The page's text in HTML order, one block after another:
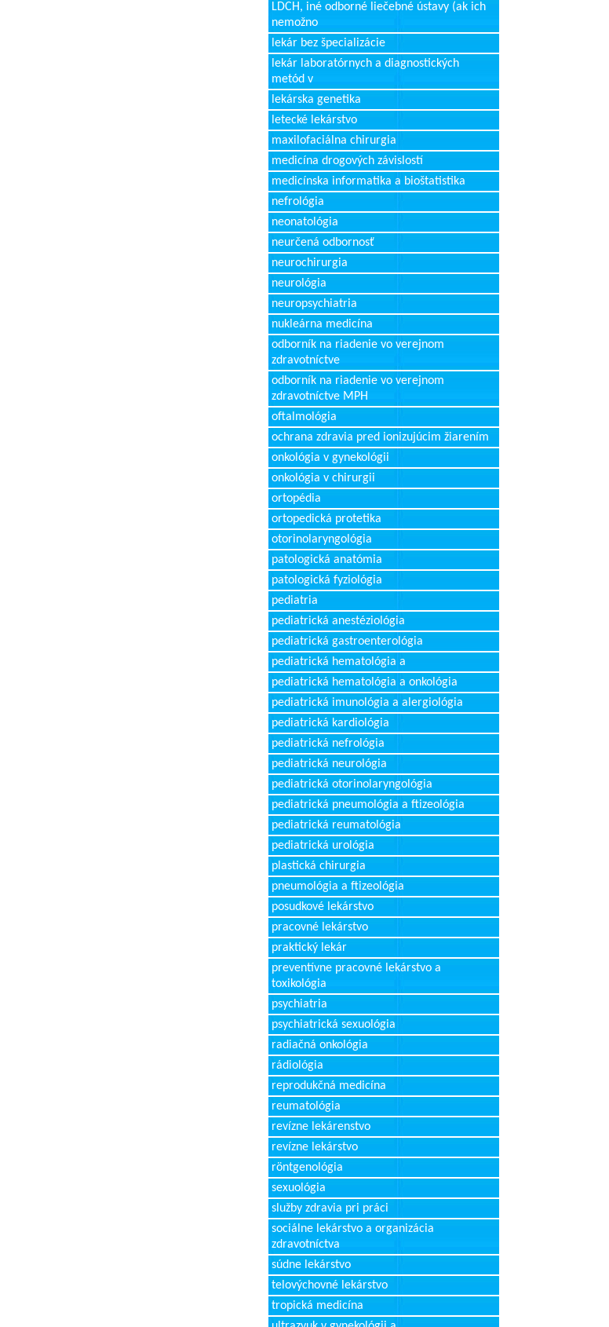
LDCH, iné odborné liečebné ústavy (ak ich
nemožno
lekár bez špecializácie
lekár laboratórnych a diagnostických
metód v
lekárska genetika
letecké lekárstvo
maxilofaciálna chirurgia
medicína drogových závislostí
medicínska informatika a bioštatistika
nefrológia
neonatológia
neurčená odbornosť
neurochirurgia
neurológia
neuropsychiatria
nukleárna medicína
odborník na riadenie vo verejnom
zdravotníctve
odborník na riadenie vo verejnom
zdravotníctve MPH
oftalmológia
ochrana zdravia pred ionizujúcim žiarením
onkológia v gynekológii
onkológia v chirurgii
ortopédia
ortopedická protetika
otorinolaryngológia
patologická anatómia
patologická fyziológia
pediatria
pediatrická anestéziológia
pediatrická gastroenterológia
pediatrická hematológia a
pediatrická hematológia a onkológia
pediatrická imunológia a alergiológia
pediatrická kardiológia
pediatrická nefrológia
pediatrická neurológia
pediatrická otorinolaryngológia
pediatrická pneumológia a ftizeológia
pediatrická reumatológia
pediatrická urológia
plastická chirurgia
pneumológia a ftizeológia
posudkové lekárstvo
pracovné lekárstvo
praktický lekár
preventívne pracovné lekárstvo a
toxikológia
psychiatria
psychiatrická sexuológia
radiačná onkológia
rádiológia
reprodukčná medicína
reumatológia
revízne lekárenstvo
revízne lekárstvo
röntgenológia
sexuológia
služby zdravia pri práci
sociálne lekárstvo a organizácia
zdravotníctva
súdne lekárstvo
telovýchovné lekárstvo
tropická medicína